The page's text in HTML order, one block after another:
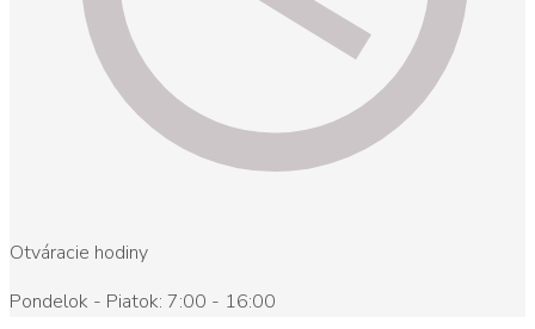
Otváracie hodiny
Pondelok - Piatok: 7:00 - 16:00